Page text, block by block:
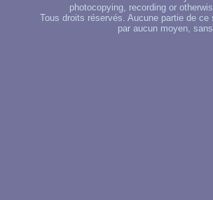
photocopying, recording or
Tous droits réservés. Aucune partie de
par aucun moyen,